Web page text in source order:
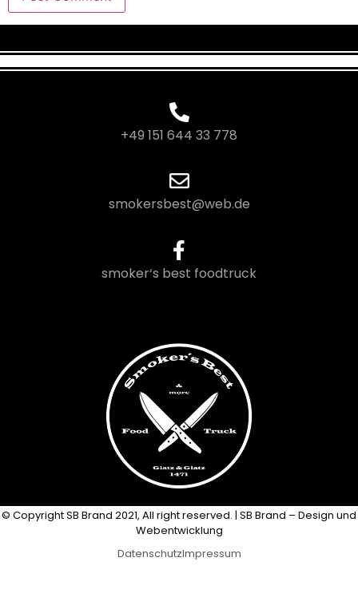
+49 151 644 33 778
smokersbest@web.de
smoker‘s best foodtruck
© Copyright SB Brand 2021, All right reserved. | SB Brand – Design und
Webentwicklung
DatenschutzImpressum